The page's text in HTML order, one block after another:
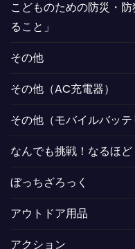
こどものための防災・
ること」
その他
その他（AC充電器）
その他（モバイルバッテ
なんでも挑戦！なるほど
ぼっちざろっく
アウトドア用品
アクション